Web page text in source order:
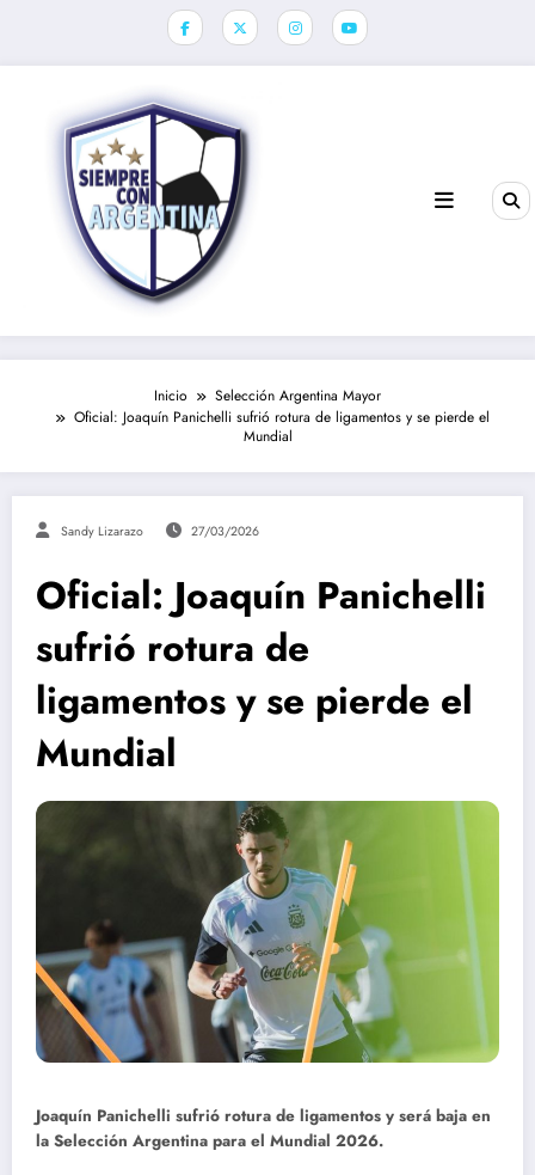
Inicio
Selección Argentina Mayor
Oficial: Joaquín Panichelli sufrió rotura de ligamentos y se pierde el
Mundial
Sandy Lizarazo 27/03/2026
Oficial: Joaquín Panichelli
sufrió rotura de
ligamentos y se pierde el
Mundial
Joaquín Panichelli sufrió rotura de ligamentos y será baja en
la Selección Argentina para el Mundial 2026.